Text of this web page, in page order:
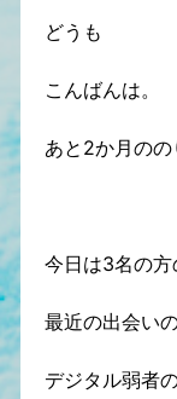
どうも
こんばんは。
あと2か月のの
今日は3名の方
最近の出会い
デジタル弱者